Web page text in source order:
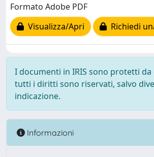
Formato Adobe PDF
Visualizza/Apri
Richiedi
I documenti in IRIS sono protetti
tutti i diritti sono riservati, salvo
indicazione.
Informazioni